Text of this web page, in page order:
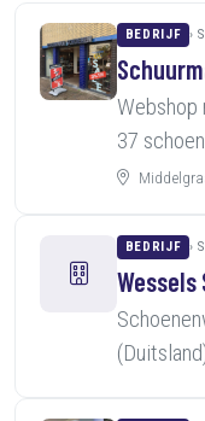
BEDRIJF
Webshop
37
BEDRIJF
Wessels